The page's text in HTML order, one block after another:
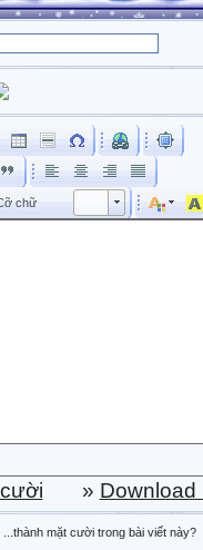
chữ Kích cỡ phông
» Download
mặt cười trong bài viết này?